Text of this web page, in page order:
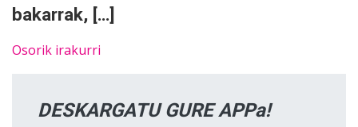
bakarrak, […]
Osorik irakurri
DESKARGATU GURE APPa!